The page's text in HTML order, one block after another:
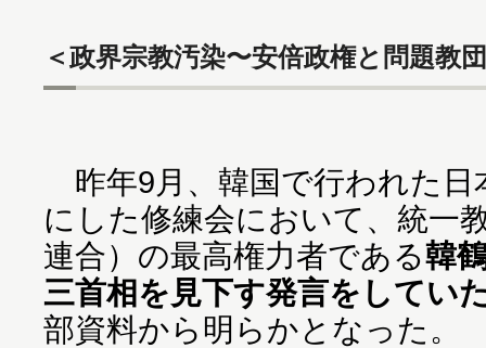
＜政界宗教汚染〜安倍政権と問題教
昨年9月、韓国で行われた日
にした修練会において、統一
連合）の最高権力者である韓
三首相を見下す発言をしてい
部資料から明らかとなった。